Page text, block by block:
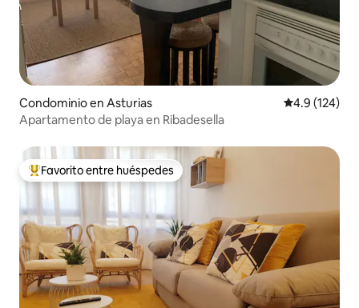
Condominio en Asturias Calificación
4.9 (124)
Apartamento de playa en Ribadesella
De los mejores en Favorito entre huéspedes
Favorito entre huéspedes